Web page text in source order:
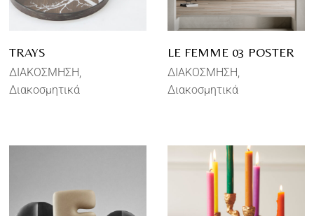
TRAYS
ΔΙΑΚΟΣΜΗΣΗ
Διακοσμητικά
LE FEMME 03 POSTER
ΔΙΑΚΟΣΜΗΣΗ
Διακοσμητικά